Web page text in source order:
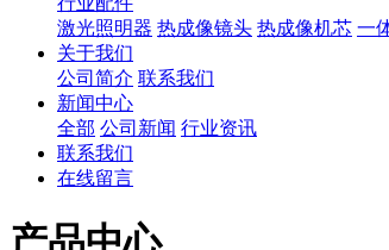
激光照明器 热成像镜头 热成像机芯 一
关于我们
公司简介 联系我们
新闻中心
全部 公司新闻 行业资讯
联系我们
在线留言